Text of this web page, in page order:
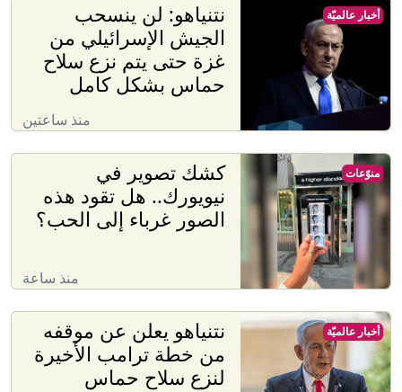
نتنياهو: لن ينسحب
الجيش الإسرائيلي من
غزة حتى يتم نزع سلاح
حماس بشكل كامل
منذ ساعتين
أخبار عالميّة
كشك تصوير في
نيويورك.. هل تقود هذه
الصور غرباء إلى الحب؟
منذ ساعة
منوّعات
نتنياهو يعلن عن موقفه
من خطة ترامب الأخيرة
لنزع سلاح حماس
أخبار عالميّة